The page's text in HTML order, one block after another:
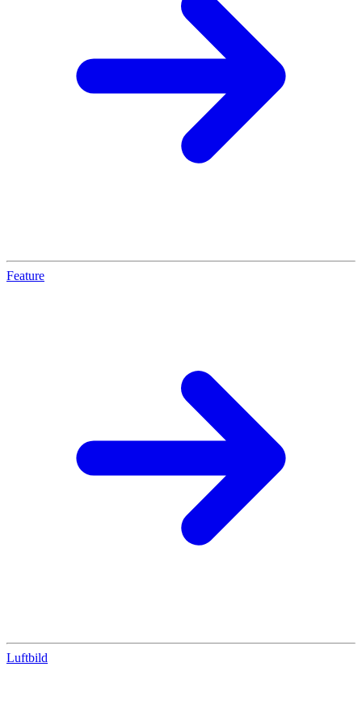
Feature
Luftbild